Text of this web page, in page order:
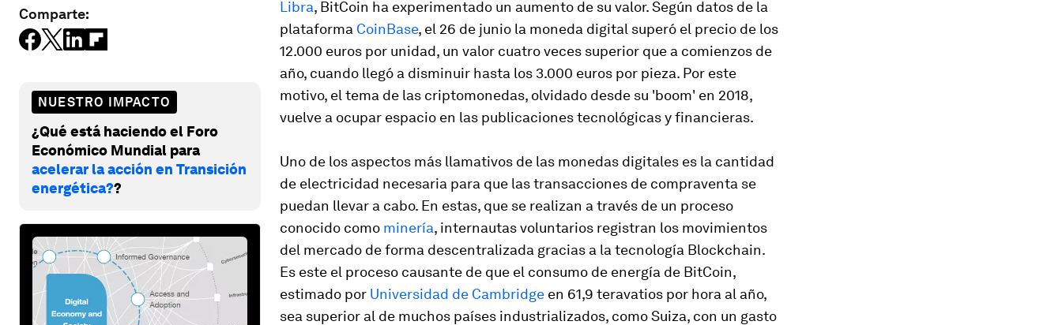
Comparte:
NUESTRO IMPACTO
¿Qué está haciendo el Foro
Económico Mundial para
acelerar la acción en Transición
energética??
Libra, BitCoin ha experimentado un aumento de su valor. Según datos de la
plataforma CoinBase, el 26 de junio la moneda digital superó el precio de los
12.000 euros por unidad, un valor cuatro veces superior que a comienzos de
año, cuando llegó a disminuir hasta los 3.000 euros por pieza. Por este
motivo, el tema de las criptomonedas, olvidado desde su 'boom' en 2018,
vuelve a ocupar espacio en las publicaciones tecnológicas y financieras.
Uno de los aspectos más llamativos de las monedas digitales es la cantidad
de electricidad necesaria para que las transacciones de compraventa se
puedan llevar a cabo. En estas, que se realizan a través de un proceso
conocido como minería, internautas voluntarios registran los movimientos
del mercado de forma descentralizada gracias a la tecnología Blockchain.
Es este el proceso causante de que el consumo de energía de BitCoin,
estimado por Universidad de Cambridge en 61,9 teravatios por hora al año,
sea superior al de muchos países industrializados, como Suiza, con un gasto